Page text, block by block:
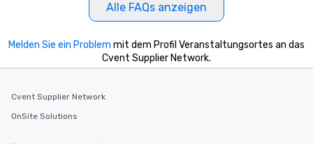
Alle FAQs anzeigen
Melden Sie ein Problem mit dem Profil Veranstaltungsortes an das
Cvent Supplier Network.
Cvent Supplier Network
OnSite Solutions